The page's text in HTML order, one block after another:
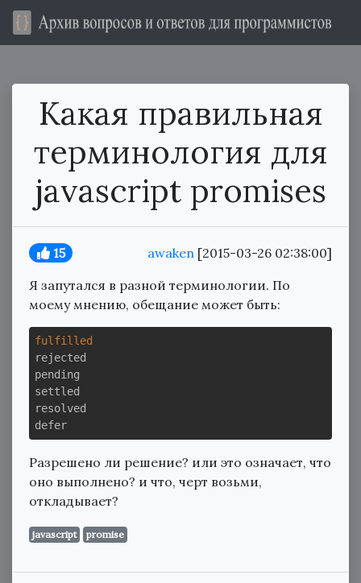
Какая правильная
терминология для
javascript promises
15 awaken [2015-03-26 02:38:00]
Я запутался в разной терминологии. По
моему мнению, обещание может быть:
fulfilled
rejected
pending
settled
resolved
Разрешено ли решение? или это означает, что
оно выполнено? и что, черт возьми,
откладывает?
javascript promise